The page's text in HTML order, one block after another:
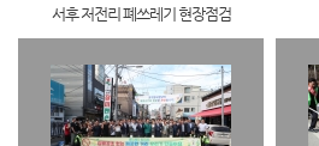
서후 저전리 폐쓰레기 현장점검